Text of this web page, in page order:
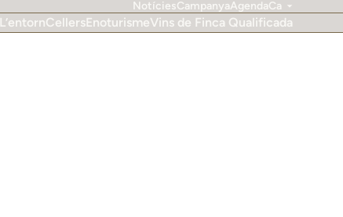
NotíciesCampanyaAgendaCa
L’entornCellersEnoturismeVins de Finca Qualificada